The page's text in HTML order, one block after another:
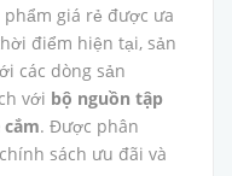
giá rẻ được ưa
điểm hiện tại, sản
các dòng sản
với bộ nguồn tập
. Được phân
sách ưu đãi và